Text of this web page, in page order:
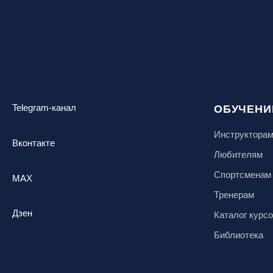
Telegram-канал
Вконтакте
MAX
Дзен
Инструкторам
Любителям
Спортсменам
Тренерам
Каталог
Библиотека